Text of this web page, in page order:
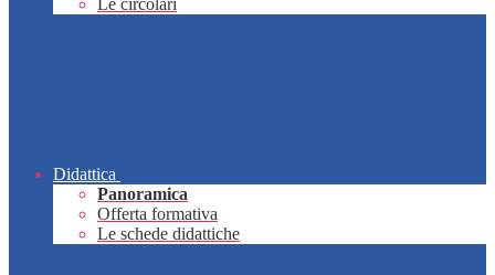
Le circolari
Didattica
Panoramica
Offerta formativa
Le schede didattiche